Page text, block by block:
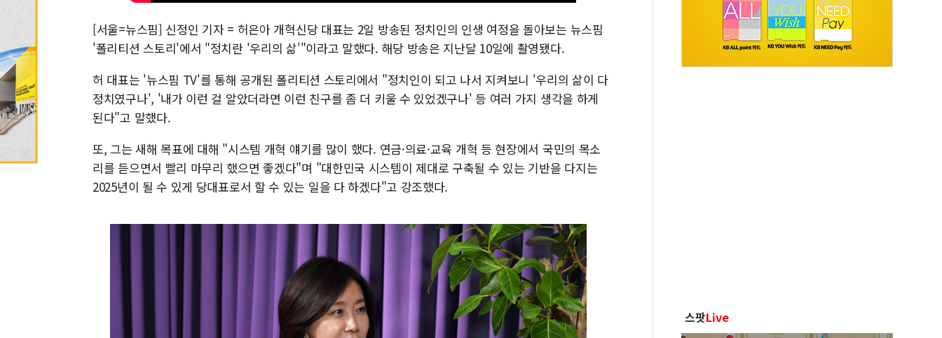
[서울=뉴스핌] 신정인 기자 = 허은아 개혁신당 대표는 2일 방송된 정치인의 인생 여정을 돌아보는 뉴스핌
'폴리티션 스토리'에서 "정치란 '우리의 삶'"이라고 말했다. 해당 방송은 지난달 10일에 촬영됐다.
허 대표는 '뉴스핌 TV'를 통해 공개된 폴리티션 스토리에서 "정치인이 되고 나서 지켜보니 '우리의 삶이 다
정치였구나', '내가 이런 걸 알았더라면 이런 친구를 좀 더 키울 수 있었겠구나' 등 여러 가지 생각을 하게
된다"고 말했다.
또, 그는 새해 목표에 대해 "시스템 개혁 얘기를 많이 했다. 연금·의료·교육 개혁 등 현장에서 국민의 목소
리를 듣으면서 빨리 마무리 했으면 좋겠다"며 "대한민국 시스템이 제대로 구축될 수 있는 기반을 다지는
2025년이 될 수 있게 당대표로서 할 수 있는 일을 다 하겠다"고 강조했다.
스팟Live